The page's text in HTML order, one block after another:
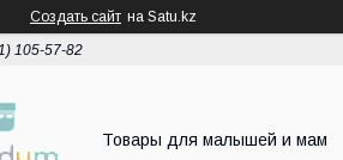
Создать сайт на Satu.kz
105-57-82
Товары для малышей и мам